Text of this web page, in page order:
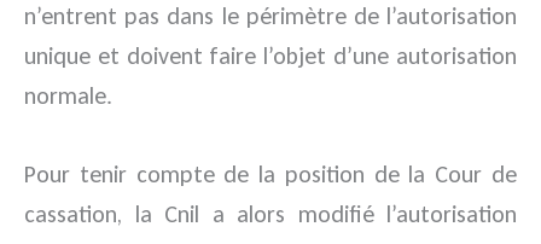
n’entrent pas dans le périmètre de l’autorisation
unique et doivent faire l’objet d’une autorisation
normale.
Pour tenir compte de la position de la Cour de
cassation, la Cnil a alors modifié l’autorisation